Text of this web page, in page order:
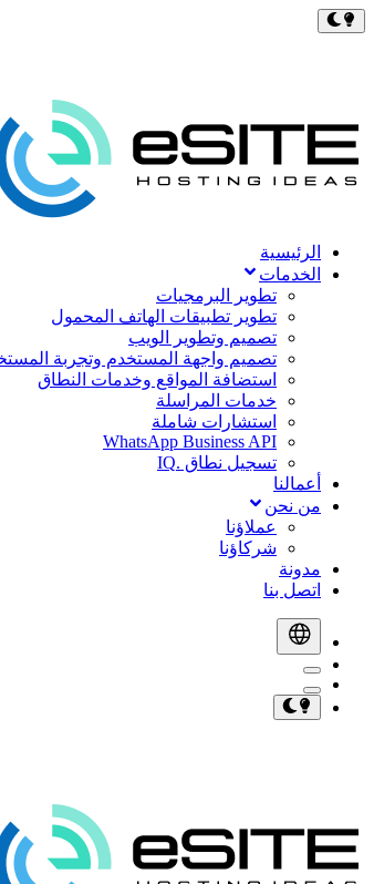
الرئيسية
الخدمات
تطوير البرمجيات
تطوير تطبيقات الهاتف المحمول
تصميم وتطوير الويب
تصميم واجهة المستخدم وتجربة
استضافة المواقع وخدمات النطاق
خدمات المراسلة
استشارات شاملة
WhatsApp Business API
تسجيل نطاق .IQ
أعمالنا
من نحن
عملاؤنا
شركاؤنا
مدونة
اتصل بنا